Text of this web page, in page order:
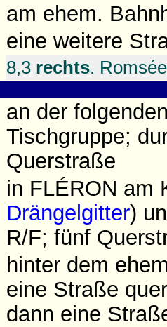
am ehem.
eine weitere
8,3 rechts. Romsée
an der
Tischgruppe;
Querstraße
in FLÉRON am
Drängelgitter)
R/F; fünf
hinter dem
eine Straße
dann eine